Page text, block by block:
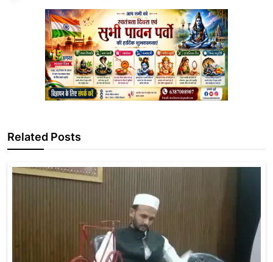
Related Posts